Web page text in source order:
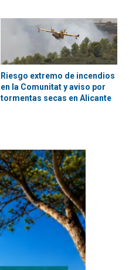
Riesgo extremo de incendios
en la Comunitat y aviso por
tormentas secas en Alicante